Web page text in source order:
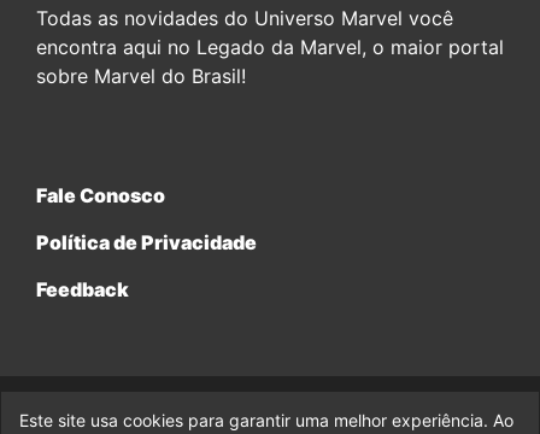
Todas as novidades do Universo Marvel você
encontra aqui no Legado da Marvel, o maior portal
sobre Marvel do Brasil!
Fale Conosco
Política de Privacidade
Feedback
© 2017-2026 Legado da Marvel, uma empresa da Legado
Este site usa cookies para garantir uma melhor experiência. Ao